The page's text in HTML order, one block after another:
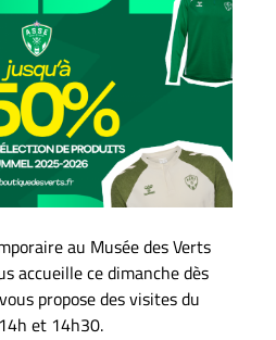
au Musée des Verts
accueille ce dimanche dès
propose des visites du
et 14h30.